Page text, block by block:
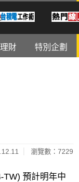
財 特別企劃
瀏覽數：7229
TW) 預計明年中